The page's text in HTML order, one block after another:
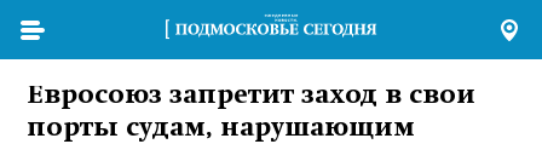
Евросоюз запретит заход в свои
порты судам, нарушающим